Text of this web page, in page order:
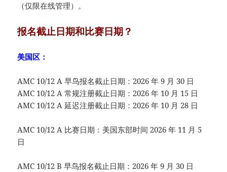
（仅限在线管理）。
报名截止日期和比赛日期？
美国区：
AMC 10/12 A 早鸟报名截止日期：2026 年 9 月 30 日
AMC 10/12 A 常规注册截止日期：2026 年 10 月 15 日
AMC 10/12 A 延迟注册截止日期：2026 年 10 月 28 日
AMC 10/12 A 比赛日期：美国东部时间 2026 年 11 月 5
日
AMC 10/12 B 早鸟报名截止日期：2026 年 9 月 30 日